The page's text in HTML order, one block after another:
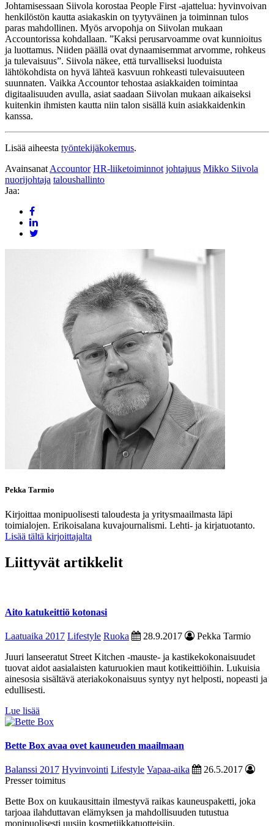
Johtamisessaan Siivola korostaa People First -ajattelua: hyvinvoivan
henkilöstön kautta asiakaskin on tyytyväinen ja toiminnan tulos
paras mahdollinen. Myös arvopohja on Siivolan mukaan
Accountorissa kohdallaan. ”Kaksi perusarvoamme ovat kunnioitus
ja luottamus. Niiden päällä ovat dynaamisemmat arvomme, rohkeus
ja tulevaisuus”. Siivola näkee, että turvalliseksi luoduista
lähtökohdista on hyvä lähteä kasvuun rohkeasti tulevaisuuteen
suunnaten. Vaikka Accountor tehostaa asiakkaiden toimintaa
digitaalisuuden avulla, asiat saadaan Siivolan mukaan aikaiseksi
kuitenkin ihmisten kautta niin talon sisällä kuin asiakkaidenkin
kanssa.
Lisää aiheesta työntekijäkokemus.
Avainsanat Accountor HR-liiketoiminnot johtajuus Mikko Siivola
nuorijohtaja taloushallinto
Jaa:
Pekka Tarmio
Kirjoittaa monipuolisesti taloudesta ja yritysmaailmasta läpi
toimialojen. Erikoisalana kuvajournalismi. Lehti- ja kirjatuotanto.
Lisää tältä kirjoittajalta
Liittyvät artikkelit
Aito katukeittiö kotonasi
Laatuaika 2017 Lifestyle Ruoka 28.9.2017
Pekka Tarmio
Juuri lanseeratut Street Kitchen -mauste- ja kastikekokonaisuudet
tuovat aidot aasialaisten katuruokien maut kotikeittiöihin. Lukuisia
ainesosia sisältävä ateriakokonaisuus syntyy nyt helposti, nopeasti ja
edullisesti.
Lue lisää
Bette Box avaa ovet kauneuden maailmaan
Balanssi 2017 Hyvinvointi Lifestyle Vapaa-aika
26.5.2017
Presser toimitus
Bette Box on kuukausittain ilmestyvä raikas kauneuspaketti, joka
tarjoaa ilahduttavan elämyksen ja mahdollisuuden tutustua
monipuolisesti uusiin kosmetiikkatuotteisiin.